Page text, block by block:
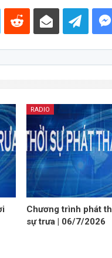
RADIO
Chương trình phát
sự trưa | 06/7/2026